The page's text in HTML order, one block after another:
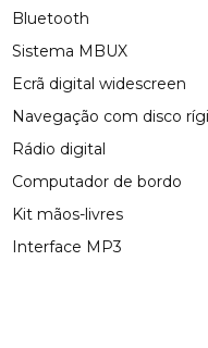
Bluetooth
Sistema MBUX
Ecrã digital widescreen
Navegação com disco
Rádio digital
Computador de bordo
Kit mãos-livres
Interface MP3